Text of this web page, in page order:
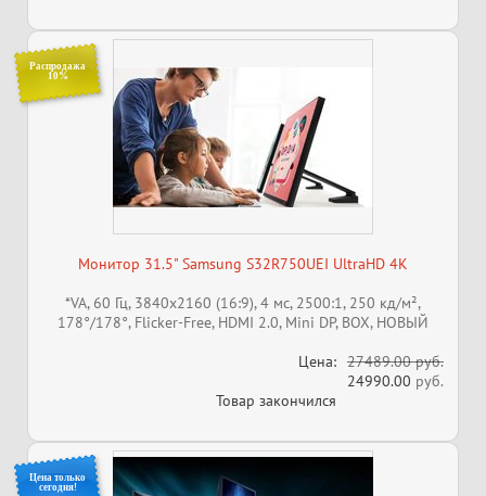
Распродажа
10%
Монитор 31.5" Samsung S32R750UEI UltraHD 4K
*VA, 60 Гц, 3840x2160 (16:9), 4 мс, 2500:1, 250 кд/м²,
178°/178°, Flicker-Free, HDMI 2.0, Mini DP, BOX, НОВЫЙ
Цена: 27489.00 руб.
24990.00 руб.
Товар закончился
Цена только
сегодня!